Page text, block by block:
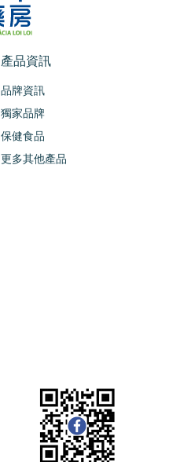
產品資訊
品牌資訊
獨家品牌
保健食品
更多其他產品